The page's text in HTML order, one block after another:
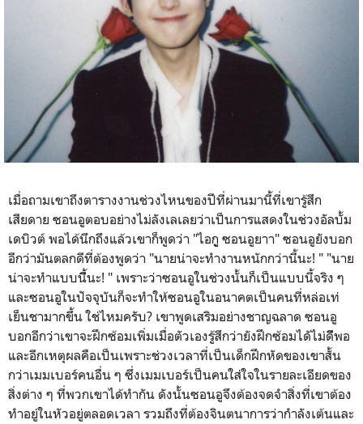
เมื่อถามเขาถึงตารางงานช่วงไหนของปีที่ผ่านมานี้ที่เขารู้สึก
เสียดาย ซอนอูตอบอย่างไม่ลังเลเลยว่าเป็นการแสดงในช่วงอัลบั้ม
เดบิวต์ พอได้นึกถึงแล้วเขาก็พูดว่า "ไอกูู ซอนอูยาา" ซอนอูยังบอก
อีกว่ามันตลกดีที่ต้องพูดว่า "นายน่าจะทำงานหนักกว่านี้นะ! " "นาย
น่าจะทำแบบนี้ีนะ! " เพราะว่าซอนอูในช่วงนั้นก็เป็นแบบนี้จริง ๆ
และซอนอูในปัจจุบันก็จะทำให้ซอนอูในอนาคตเป็นคนที่หล่อเท่
เย็นชามากขึ้น ใช่ไหมครับ? เขาพูดเสริมอย่างชาญฉลาด​ ซอนอู
บอกอีกว่าเขาจะฝึกซ้อมเพิ่มเมื่อตัวเองรู้สึกว่ายังฝึกซ้อมไดัไม่ดีีพอ
และอีกเหตุผลคือเป็นเพราะช่วงเวลาที่เป็นเด็กฝึกหัดของเขาสั้น
กว่าเมมเบอร์คนอื่น ๆ ซึ่งเมมเบอร์เป็นคนใส่ใจในรายละเอียดของ
สิ่งต่าง ๆ ที่พวกเขาได้ทำกัน ดังนั้นซอนอูจึงต้องจดจำสิ่งที่เขาต้อง
ทำอยู่ในหัวอยู่ตลอดเวลา รวมถึงที่ต้องจินตนาการว่ากำลัง​เต้นและ